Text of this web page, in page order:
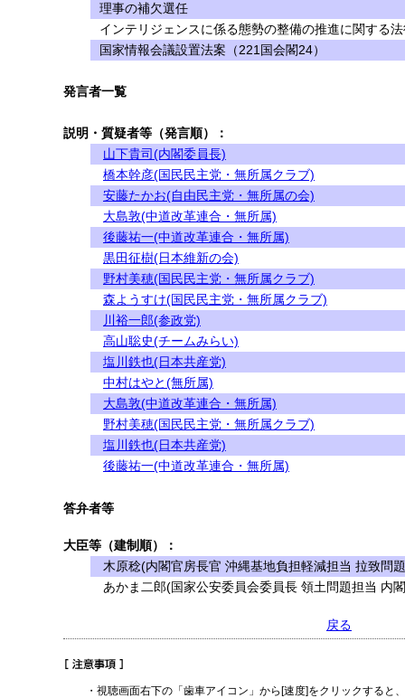
理事の補欠選任
インテリジェンスに係る態勢の整備の推進に関する
国家情報会議設置法案（221国会閣24）
発言者一覧
説明・質疑者等（発言順）：
山下貴司(内閣委員長)
橋本幹彦(国民民主党・無所属クラブ)
安藤たかお(自由民主党・無所属の会)
大島敦(中道改革連合・無所属)
後藤祐一(中道改革連合・無所属)
黒田征樹(日本維新の会)
野村美穂(国民民主党・無所属クラブ)
森ようすけ(国民民主党・無所属クラブ)
川裕一郎(参政党)
高山聡史(チームみらい)
塩川鉄也(日本共産党)
中村はやと(無所属)
大島敦(中道改革連合・無所属)
野村美穂(国民民主党・無所属クラブ)
塩川鉄也(日本共産党)
後藤祐一(中道改革連合・無所属)
答弁者等
大臣等（建制順）：
木原稔(内閣官房長官 沖縄基地負担軽減担当 拉致問
あかま二郎(国家公安委員会委員長 領土問題担当 内
戻る
・視聴画面右下の「歯車アイコン」から[速度]をクリックすると